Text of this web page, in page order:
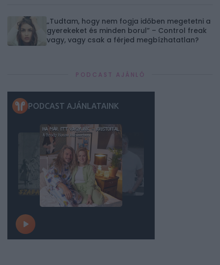
„Tudtam, hogy nem fogja időben megetetni a
gyerekeket és minden borul” – Control freak
vagy, vagy csak a férjed megbízhatatlan?
PODCAST AJÁNLÓ